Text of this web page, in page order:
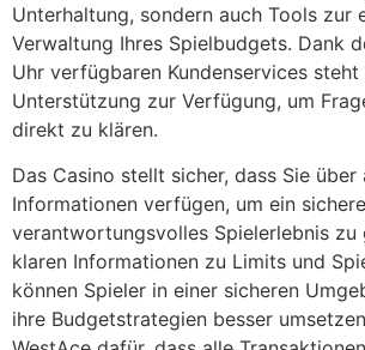
Unterhaltung, sondern auch Tools zur
Verwaltung Ihres Spielbudgets. Dank
Uhr verfügbaren Kundenservices
Unterstützung zur Verfügung, um
direkt zu klären.
Das Casino stellt sicher, dass Sie
Informationen verfügen, um ein
verantwortungsvolles Spielerlebnis zu
klaren Informationen zu Limits und
können Spieler in einer sicheren
ihre Budgetstrategien besser